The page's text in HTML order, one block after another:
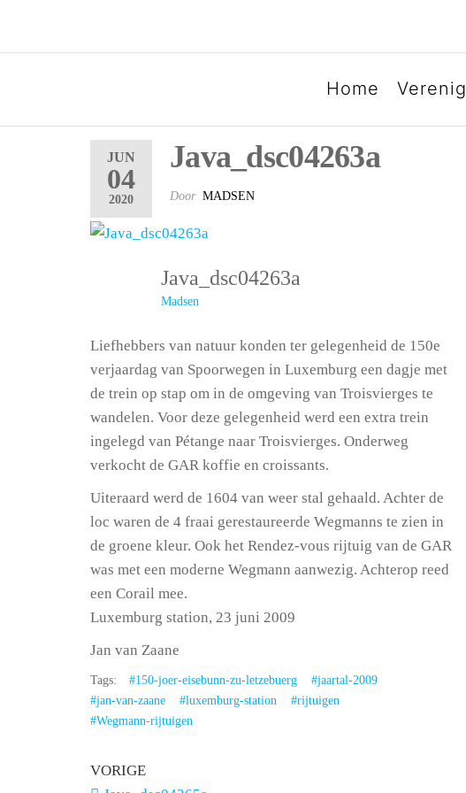
SPOORGROEP LUXEMBURG
Home
JUN
04
2020
Java_dsc04263a
Door MADSEN
Java_dsc04263a
Madsen
Liefhebbers van natuur konden ter gelegenheid de 150e
verjaardag van Spoorwegen in Luxemburg een dagje met
de trein op stap om in de omgeving van Troisvierges te
wandelen. Voor deze gelegenheid werd een extra trein
ingelegd van Pétange naar Troisvierges. Onderweg
verkocht de GAR koffie en croissants.
Uiteraard werd de 1604 van weer stal gehaald. Achter de
loc waren de 4 fraai gerestaureerde Wegmanns te zien in
de groene kleur. Ook het Rendez-vous rijtuig van de GAR
was met een moderne Wegmann aanwezig. Achterop reed
een Corail mee.
Luxemburg station, 23 juni 2009
Jan van Zaane
Tags: #150-joer-eisebunn-zu-letzebuerg
#jaartal-2009
#jan-van-zaane
#luxemburg-station
#rijtuigen
#Wegmann-rijtuigen
VORIGE